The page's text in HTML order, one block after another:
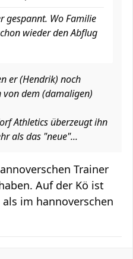
gespannt. Wo Familie
wieder den Abflug
er (Hendrik) noch
dem (damaligen)
Athletics überzeugt ihn
als das "neue"...
Trainer
Auf der Kö ist
im hannoverschen